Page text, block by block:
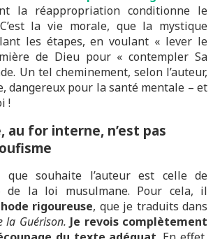
la réappropriation conditionne le
la vie morale, que la mystique
les étapes, en voulant « lever le
de Dieu pour « contempler Sa
Un tel cheminement, selon l’auteur,
dangereux pour la santé mentale – et
!
au for interne, n’est pas
souhaite l’auteur est celle de
de la loi musulmane. Pour cela, il
rigoureuse, que je traduits dans
la Guérison. Je revois complètement